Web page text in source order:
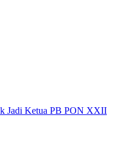
Jadi Ketua PB PON XXII